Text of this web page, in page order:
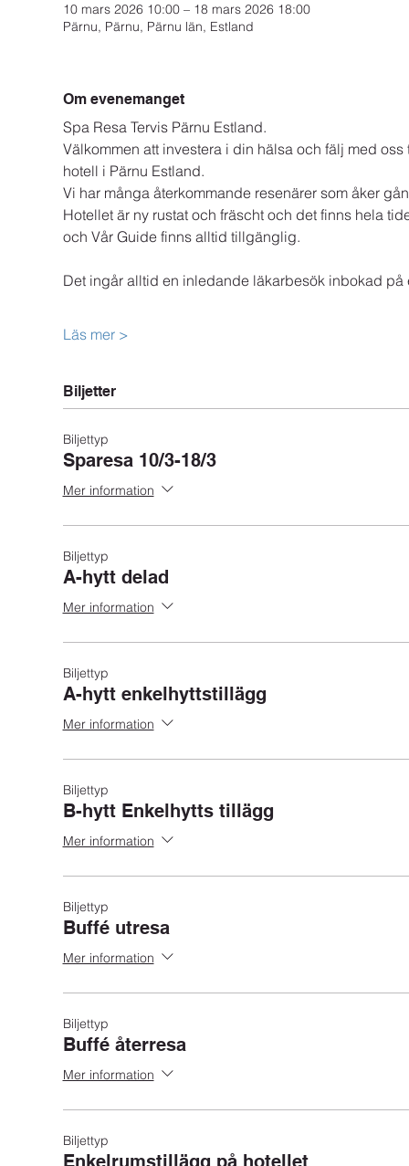
10 mars 2026 10:00 – 18 mars 2026 18:00
Pärnu, Pärnu, Pärnu län, Estland
Om evenemanget
Spa Resa Tervis Pärnu Estland.
Välkommen att investera i din hälsa och fälj med
hotell i Pärnu Estland.
Vi har många återkommande resenärer som åker
Hotellet är ny rustat och fräscht och det finns hela
och Vår Guide finns alltid tillgänglig.
Det ingår alltid en inledande läkarbesök inbokad
Läs mer >
Biljetter
Biljettyp
Sparesa 10/3-18/3
Mer information
Biljettyp
A-hytt delad
Mer information
Biljettyp
A-hytt enkelhyttstillägg
Mer information
Biljettyp
B-hytt Enkelhytts tillägg
Mer information
Biljettyp
Buffé utresa
Mer information
Biljettyp
Buffé återresa
Mer information
Biljettyp
Enkelrumstillägg på hotellet